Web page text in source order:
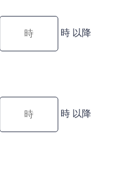
時 以降
時 以降